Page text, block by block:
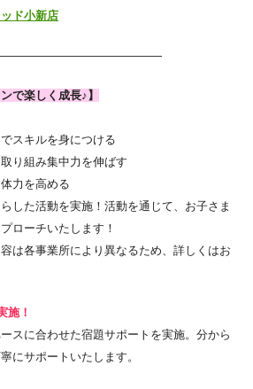
ド小新店
で楽しく成長♪】
スキルを身につける
り組み集中力を伸ばす
力を高める
した活動を実施！活動を通じて、お子さま
ローチいたします！
は各事業所により異なるため、詳しくはお
施！
スに合わせた宿題サポートを実施。分から
にサポートいたします。